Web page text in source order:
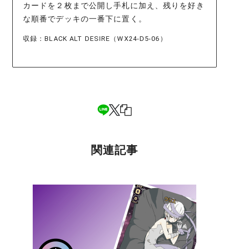
カードを２枚まで公開し手札に加え、残りを好き
な順番でデッキの一番下に置く。
収録：BLACK ALT DESIRE（WX24-D5-06）
関連記事